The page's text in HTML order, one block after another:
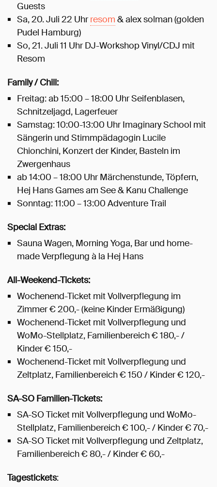
Guests
Sa, 20. Juli 22 Uhrresom & alex solman (golden
Pudel Hamburg)
So, 21. Juli 11 Uhr DJ-Workshop Vinyl/CDJ mit
Resom
Family / Chill:
Freitag: ab 15:00 – 18:00 Uhr Seifenblasen,
Schnitzeljagd, Lagerfeuer
Samstag: 10:00-13:00 Uhr Imaginary School mit
Sängerin und Stimmpädagogin Lucile
Chionchini, Konzert der Kinder, Basteln im
Zwergenhaus
ab 14:00 – 18:00 Uhr Märchenstunde, Töpfern,
Hej Hans Games am See & Kanu Challenge
Sonntag: 11:00 – 13:00 Adventure Trail
Special Extras:
Sauna Wagen, Morning Yoga, Bar und home-
made Verpflegung à la Hej Hans
All-Weekend-Tickets:
Wochenend-Ticket mit Vollverpflegung im
Zimmer € 200,- (keine Kinder Ermäßigung)
Wochenend-Ticket mit Vollverpflegung und
WoMo-Stellplatz, Familienbereich € 180,- /
Kinder € 150,-
Wochenend-Ticket mit Vollverpflegung und
Zeltplatz, Familienbereich € 150 / Kinder € 120,-
SA-SO Familien-Tickets:
SA-SO Ticket mit Vollverpflegung und WoMo-
Stellplatz, Familienbereich € 100,- / Kinder € 70,-
SA-SO Ticket mit Vollverpflegung und Zeltplatz,
Familienbereich € 80,- / Kinder € 60,-
Tagestickets: